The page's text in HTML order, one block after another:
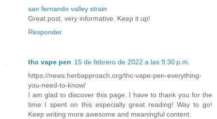
san fernando valley strain
Great post, very informative. Keep it up!
Responder
thc vape pen 15 de febrero de 2022 a las 9:30 p.m.
https://news.herbapproach.org/thc-vape-pen-everything-
you-need-to-know/
I am glad to discover this page. I have to thank you for the
time I spent on this especially great reading! Way to go!
Keep writing more awesome and meaningful content.